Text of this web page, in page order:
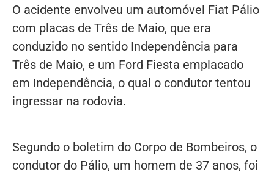
O acidente envolveu um automóvel Fiat Pálio
com placas de Três de Maio, que era
conduzido no sentido Independência para
Três de Maio, e um Ford Fiesta emplacado
em Independência, o qual o condutor tentou
ingressar na rodovia.
Segundo o boletim do Corpo de Bombeiros, o
condutor do Pálio, um homem de 37 anos, foi